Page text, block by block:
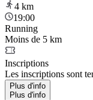
4 km
19:00
Running
Moins de 5 km
Inscriptions
Les inscriptions sont
Plus d'info
Plus d'info